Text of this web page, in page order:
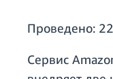
Проведено:
Сервис